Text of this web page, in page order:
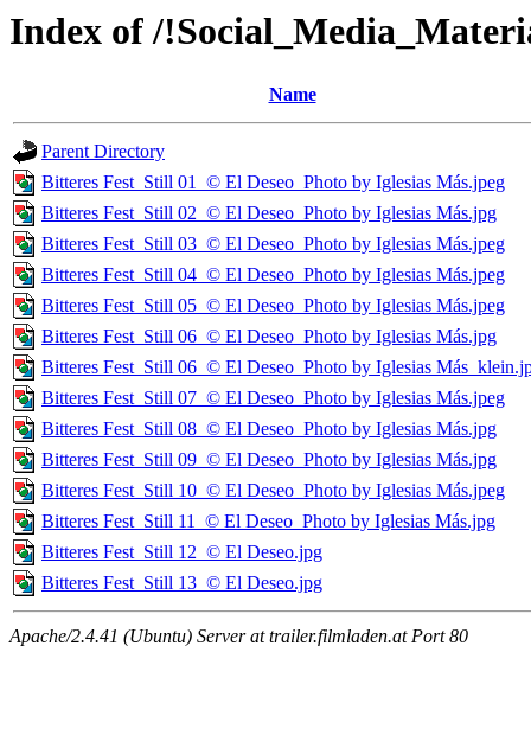
Index of /
Name
Parent Directory
Bitteres Fest_Still 01_© El Deseo_Photo by Iglesias Más.jpeg
Bitteres Fest_Still 02_© El Deseo_Photo by Iglesias Más.jpg
Bitteres Fest_Still 03_© El Deseo_Photo by Iglesias Más.jpeg
Bitteres Fest_Still 04_© El Deseo_Photo by Iglesias Más.jpeg
Bitteres Fest_Still 05_© El Deseo_Photo by Iglesias Más.jpeg
Bitteres Fest_Still 06_© El Deseo_Photo by Iglesias Más.jpg
Bitteres Fest_Still 06_© El Deseo_Photo by Iglesias
Bitteres Fest_Still 07_© El Deseo_Photo by Iglesias Más.jpeg
Bitteres Fest_Still 08_© El Deseo_Photo by Iglesias Más.jpg
Bitteres Fest_Still 09_© El Deseo_Photo by Iglesias Más.jpg
Bitteres Fest_Still 10_© El Deseo_Photo by Iglesias Más.jpeg
Bitteres Fest_Still 11_© El Deseo_Photo by Iglesias Más.jpg
Bitteres Fest_Still 12_© El Deseo.jpg
Bitteres Fest_Still 13_© El Deseo.jpg
Apache/2.4.41 (Ubuntu) Server at trailer.filmladen.at Port 80